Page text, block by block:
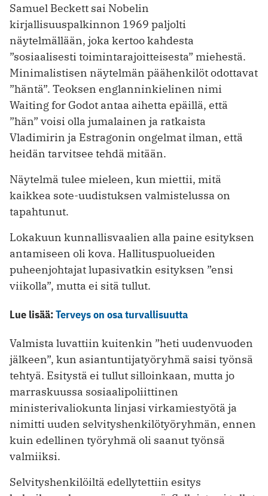
Samuel Beckett sai Nobelin
kirjallisuuspalkinnon 1969 paljolti
näytelmällään, joka kertoo kahdesta
”sosiaalisesti toimintarajoitteisesta” miehestä.
Minimalistisen näytelmän päähenkilöt odottavat
”häntä”. Teoksen englanninkielinen nimi
Waiting for Godot antaa aihetta epäillä, että
”hän” voisi olla jumalainen ja ratkaista
Vladimirin ja Estragonin ongelmat ilman, että
heidän tarvitsee tehdä mitään.
Näytelmä tulee mieleen, kun miettii, mitä
kaikkea sote-uudistuksen valmistelussa on
tapahtunut.
Lokakuun kunnallisvaalien alla paine esityksen
antamiseen oli kova. Hallituspuolueiden
puheenjohtajat lupasivatkin esityksen ”ensi
viikolla”, mutta ei sitä tullut.
Lue lisää:Terveys on osa turvallisuutta
Valmista luvattiin kuitenkin ”heti uudenvuoden
jälkeen”, kun asiantuntijatyöryhmä saisi työnsä
tehtyä. Esitystä ei tullut silloinkaan, mutta jo
marraskuussa sosiaalipoliittinen
ministerivaliokunta linjasi virkamiestyötä ja
nimitti ­uuden selvityshenkilötyöryhmän, ennen
kuin edellinen työryhmä oli saanut työnsä
valmiiksi.
Selvityshenkilöiltä edellytettiin esitys